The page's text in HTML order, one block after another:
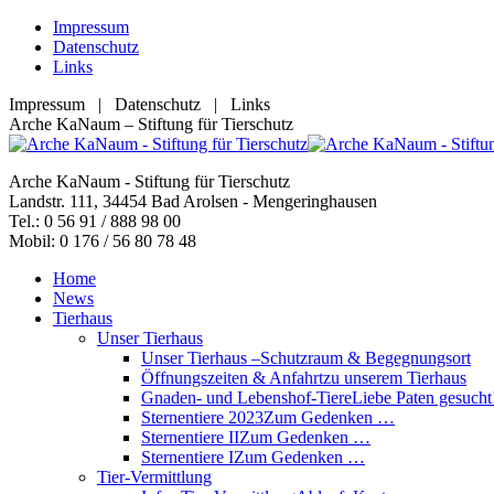
Zum
Inhalt
springen
Impressum
Datenschutz
Links
Impressum | Datenschutz | Links
Facebook
page
in
new
window
YouTube
page
in
new
window
RSS
page
in
new
window
E-
Mail
opens
in
new
window
Arche KaNaum – Stiftung für Tierschutz
Arche KaNaum - Stiftung für Tierschutz
Landstr. 111, 34454 Bad Arolsen - Mengeringhausen
Tel.: 0 56 91 / 888 98 00
Mobil: 0 176 / 56 80 78 48
Home
News
Tierhaus
Unser Tierhaus
Unser Tierhaus –Schutzraum & Begegnungsort
Öffnungszeiten & Anfahrtzu unserem Tierhaus
Gnaden- und Lebenshof-TiereLiebe Paten
Sternentiere 2023Zum Gedenken …
Sternentiere IIZum Gedenken …
Sternentiere IZum Gedenken …
Tier-Vermittlung